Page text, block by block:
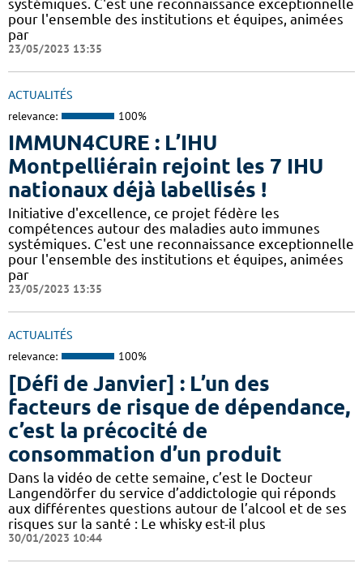
systémiques. C'est une reconnaissance exceptionnelle
pour l'ensemble des institutions et équipes, animées
par
23/05/2023 13:35
ACTUALITÉS
relevance: 100%
IMMUN4CURE : L’IHU
Montpelliérain rejoint les 7 IHU
nationaux déjà labellisés !
Initiative d'excellence, ce projet fédère les
compétences autour des maladies auto immunes
systémiques. C'est une reconnaissance exceptionnelle
pour l'ensemble des institutions et équipes, animées
par
23/05/2023 13:35
ACTUALITÉS
relevance: 100%
[Défi de Janvier] : L’un des
facteurs de risque de dépendance,
c’est la précocité de
consommation d’un produit
Dans la vidéo de cette semaine, c’est le Docteur
Langendörfer du service d’addictologie qui réponds
aux différentes questions autour de l’alcool et de ses
risques sur la santé : Le whisky est-il plus
30/01/2023 10:44